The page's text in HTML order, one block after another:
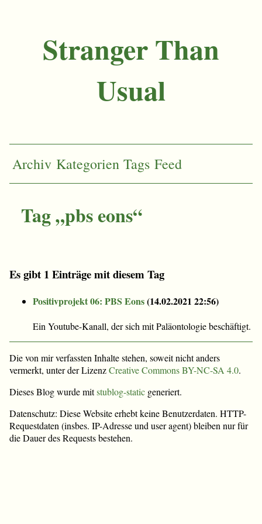
Stranger Than
Usual
Archiv Kategorien Tags Feed
Tag „pbs eons“
Es gibt 1 Einträge mit diesem Tag
Positivprojekt 06: PBS Eons(14.02.2021 22:56)
Ein Youtube-Kanall, der sich mit Paläontologie beschäftigt.
Die von mir verfassten Inhalte stehen, soweit nicht anders
vermerkt, unter der LizenzCreative Commons BY-NC-SA 4.0.
Dieses Blog wurde mitstublog-static generiert.
Datenschutz: Diese Website erhebt keine Benutzerdaten. HTTP-
Requestdaten (insbes. IP-Adresse und user agent) bleiben nur für
die Dauer des Requests bestehen.